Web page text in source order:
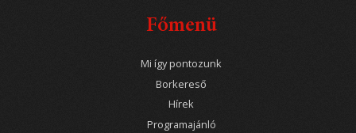
Főmenü
Mi így pontozunk
Borkereső
Hírek
Programajánló